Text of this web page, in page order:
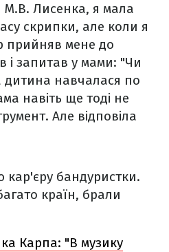
М.В. Лисенка, я мала
скрипки, але коли я
прийняв мене до
і запитав у мами: "Чи
дитина навчалася по
навіть ще тоді не
Але відповіла
бандуристки.
країн, брали
Карпа: "В музику